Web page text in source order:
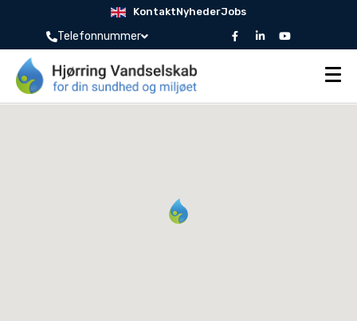
Telefonnummer
KontaktNyhederJobs